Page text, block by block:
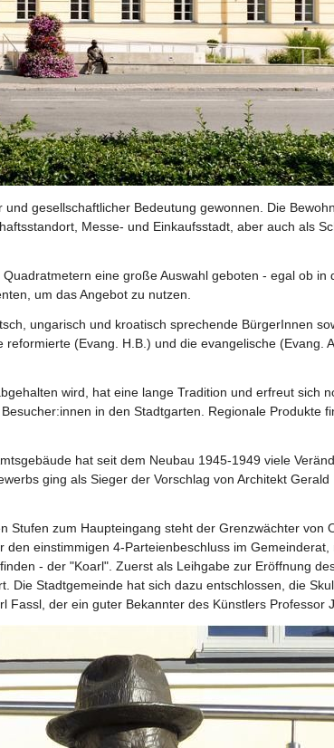
Messe- und Einkaufsstadt, aber auch als
eine große Auswahl geboten - egal ob in
um das Angebot zu nutzen.
ungarisch und kroatisch sprechende BürgerInnen
(Evang. H.B.) und die evangelische (Evang.
wird, hat eine lange Tradition und erfreut sich
in den Stadtgarten. Regionale Produkte
hat seit dem Neubau 1945-1949 viele
ging als Sieger der Vorschlag von Architekt
Stufen zum Haupteingang steht der Grenzwächter von
einstimmigen 4-Parteienbeschluss im Gemeinderat,
- der "Koarl". Zuerst als Leihgabe zur Eröffnung
Stadtgemeinde hat sich dazu entschlossen, die
der ein guter Bekannter des Künstlers Professor